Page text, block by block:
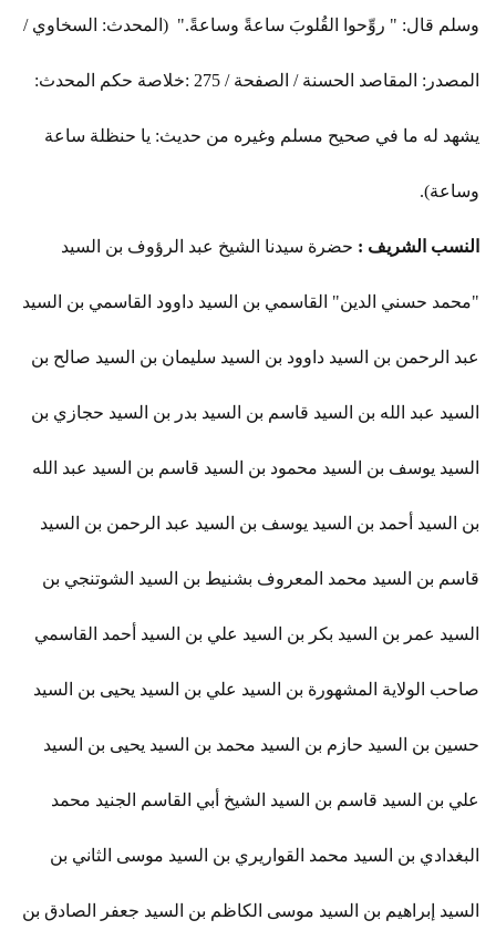
وسلم قال: " روِّحوا القُلوبَ ساعةً وساعةً." (المحدث: السخاوي /
المصدر: المقاصد الحسنة / الصفحة / 275 :خلاصة حكم المحدث:
يشهد له ما في صحيح مسلم وغيره من حديث: يا حنظلة ساعة
وساعة).
النسب الشريف : حضرة سيدنا الشيخ عبد الرؤوف بن السيد
"محمد حسني الدين" القاسمي بن السيد داوود القاسمي بن السيد
عبد الرحمن بن السيد داوود بن السيد سليمان بن السيد صالح بن
السيد عبد الله بن السيد قاسم بن السيد بدر بن السيد حجازي بن
السيد يوسف بن السيد محمود بن السيد قاسم بن السيد عبد الله
بن السيد أحمد بن السيد يوسف بن السيد عبد الرحمن بن السيد
قاسم بن السيد محمد المعروف بشنيط بن السيد الشوتنجي بن
السيد عمر بن السيد بكر بن السيد علي بن السيد أحمد القاسمي
صاحب الولاية المشهورة بن السيد علي بن السيد يحيى بن السيد
حسين بن السيد حازم بن السيد محمد بن السيد يحيى بن السيد
علي بن السيد قاسم بن السيد الشيخ أبي القاسم الجنيد محمد
البغدادي بن السيد محمد القواريري بن السيد موسى الثاني بن
السيد إبراهيم بن السيد موسى الكاظم بن السيد جعفر الصادق بن